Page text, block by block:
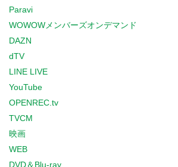
Paravi
WOWOWメンバーズオンデマンド
DAZN
dTV
LINE LIVE
YouTube
OPENREC.tv
TVCM
映画
WEB
DVD＆Blu-ray